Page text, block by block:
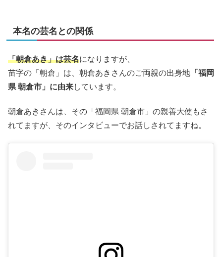
本名の芸名との関係
「朝倉あき」は芸名になりますが、
苗字の「朝倉」は、朝倉あきさんのご両親の出身地 「福岡
県 朝倉市」に由来しています。
朝倉あきさんは、その「福岡県 朝倉市」の親善大使もさ
れてますが、そのインタビューでお話しされてますね。